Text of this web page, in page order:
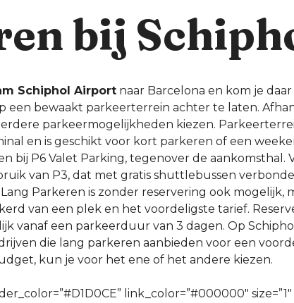
bij
Schiphol Airport naar Barcelona en kom je
een bewaakt parkeerterrein achter te laten.
parkeermogelijkheden kiezen.
en is geschikt voor kort parkeren of een
bij P6 Valet Parking, tegenover de aankomsthal.
van P3, dat met gratis shuttlebussen
Parkeren is zonder reservering ook mogelijk,
van een plek en het voordeligste tarief.
vanaf een parkeerduur van 3 dagen. Op
die lang parkeren aanbieden voor een
kun je voor het ene of het andere kiezen.
link_color=”#000000″ size=”1″